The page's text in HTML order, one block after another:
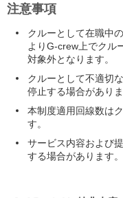
注意事項
クルーとして在職中
よりG-crew上でクル
対象外となります。
クルーとして不適切
停止する場合がありま
本制度適用回線数は
す。
サービス内容および
する場合があります。